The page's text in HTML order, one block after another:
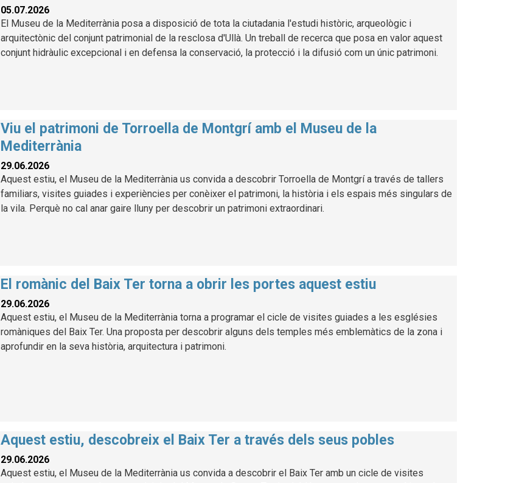
05.07.2026
El Museu de la Mediterrània posa a disposició de tota la ciutadania l'estudi històric, arqueològic i
arquitectònic del conjunt patrimonial de la resclosa d'Ullà. Un treball de recerca que posa en valor aquest
conjunt hidràulic excepcional i en defensa la conservació, la protecció i la difusió com un únic patrimoni.
Viu el patrimoni de Torroella de Montgrí amb el Museu de la
Mediterrània
29.06.2026
Aquest estiu, el Museu de la Mediterrània us convida a descobrir Torroella de Montgrí a través de tallers
familiars, visites guiades i experiències per conèixer el patrimoni, la història i els espais més singulars de
la vila. Perquè no cal anar gaire lluny per descobrir un patrimoni extraordinari.
El romànic del Baix Ter torna a obrir les portes aquest estiu
29.06.2026
Aquest estiu, el Museu de la Mediterrània torna a programar el cicle de visites guiades a les esglésies
romàniques del Baix Ter. Una proposta per descobrir alguns dels temples més emblemàtics de la zona i
aprofundir en la seva història, arquitectura i patrimoni.
Aquest estiu, descobreix el Baix Ter a través dels seus pobles
29.06.2026
Aquest estiu, el Museu de la Mediterrània us convida a descobrir el Baix Ter amb un cicle de visites